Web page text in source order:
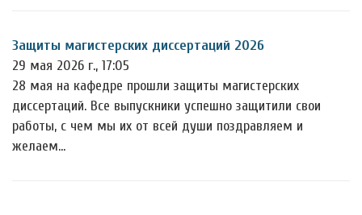
Защиты магистерских диссертаций 2026
29 мая 2026 г., 17:05
28 мая на кафедре прошли защиты магистерских
диссертаций. Все выпускники успешно защитили свои
работы, с чем мы их от всей души поздравляем и
желаем…